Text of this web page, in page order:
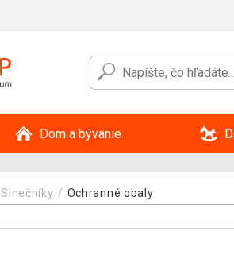
Dom a bývanie
Slnečníky Ochranné obaly